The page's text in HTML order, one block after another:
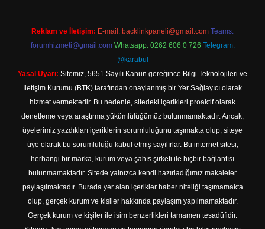
Reklam ve İletişim: E-mail: backlinkpaneli@gmail.com Teams:
forumhizmeti@gmail.com Whatsapp: 0262 606 0 726 Telegram:
@karabul
Yasal Uyarı: Sitemiz, 5651 Sayılı Kanun gereğince Bilgi Teknolojileri ve
İletişim Kurumu (BTK) tarafından onaylanmış bir Yer Sağlayıcı olarak
hizmet vermektedir. Bu nedenle, sitedeki içerikleri proaktif olarak
denetleme veya araştırma yükümlülüğümüz bulunmamaktadır. Ancak,
üyelerimiz yazdıkları içeriklerin sorumluluğunu taşımakta olup, siteye
üye olarak bu sorumluluğu kabul etmiş sayılırlar. Bu internet sitesi,
herhangi bir marka, kurum veya şahıs şirketi ile hiçbir bağlantısı
bulunmamaktadır. Sitede yalnızca kendi hazırladığımız makaleler
paylaşılmaktadır. Burada yer alan içerikler haber niteliği taşımamakta
olup, gerçek kurum ve kişiler hakkında paylaşım yapılmamaktadır.
Gerçek kurum ve kişiler ile isim benzerlikleri tamamen tesadüfidir.